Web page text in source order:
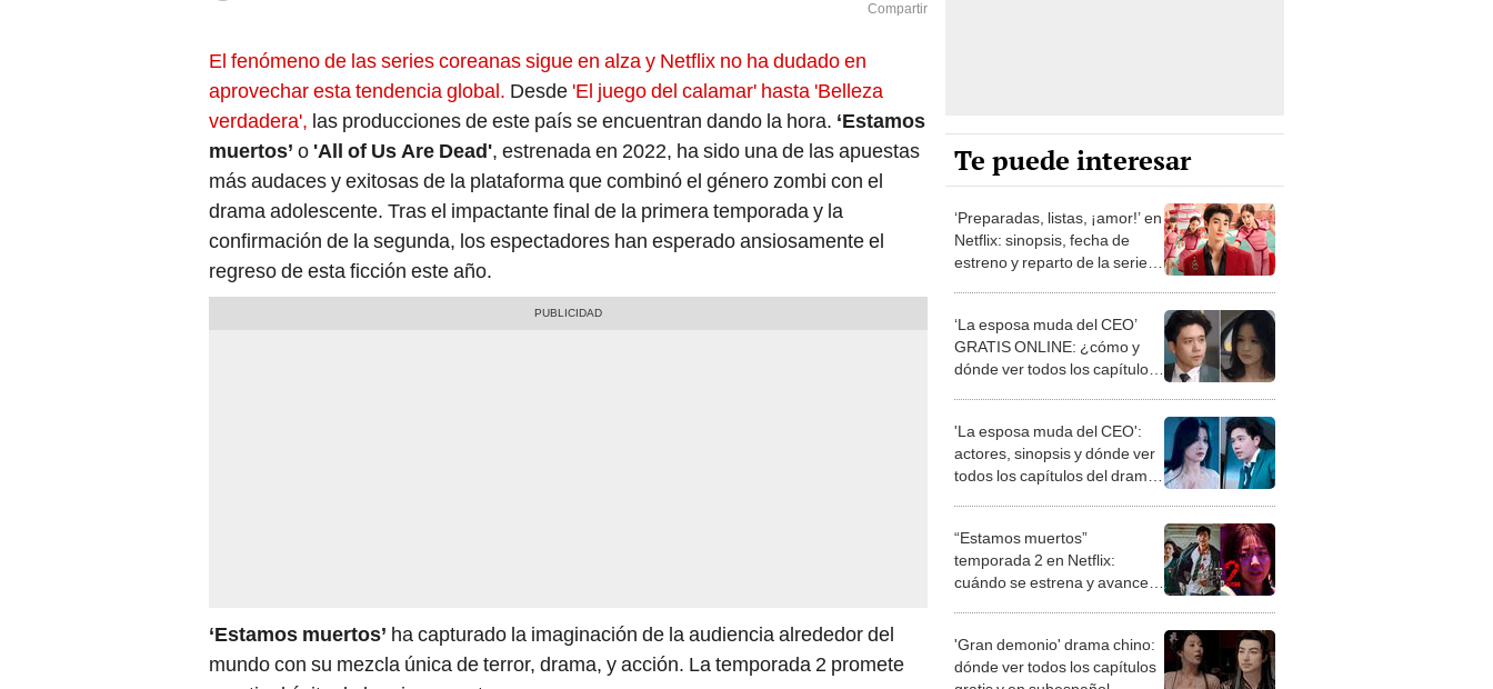
Compartir
El fenómeno de las series coreanas sigue en alza y Netflix no ha dudado en
aprovechar esta tendencia global. Desde 'El juego del calamar' hasta 'Belleza
verdadera', las producciones de este país se encuentran dando la hora. ‘Estamos
muertos’ o 'All of Us Are Dead', estrenada en 2022, ha sido una de las apuestas
más audaces y exitosas de la plataforma que combinó el género zombi con el
drama adolescente. Tras el impactante final de la primera temporada y la
confirmación de la segunda, los espectadores han esperado ansiosamente el
regreso de esta ficción este año.
‘Estamos muertos’ ha capturado la imaginación de la audiencia alrededor del
mundo con su mezcla única de terror, drama, y acción. La temporada 2 promete
Te puede interesar
‘Preparadas, listas, ¡amor!’ en
Netflix: sinopsis, fecha de
estreno y reparto de la serie
‘La esposa muda del CEO’
GRATIS ONLINE: ¿cómo y
dónde ver todos los capítulos
'La esposa muda del CEO':
actores, sinopsis y dónde ver
todos los capítulos del drama
“Estamos muertos”
temporada 2 en Netflix:
cuándo se estrena y avances
'Gran demonio' drama chino:
dónde ver todos los capítulos